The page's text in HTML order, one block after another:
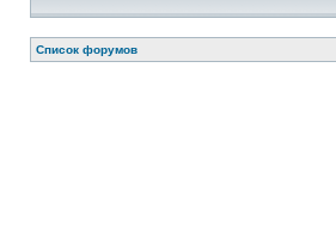
Список форумов